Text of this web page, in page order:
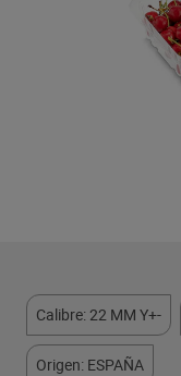
Calibre: 22 MM Y+-
Origen: ESPAÑA